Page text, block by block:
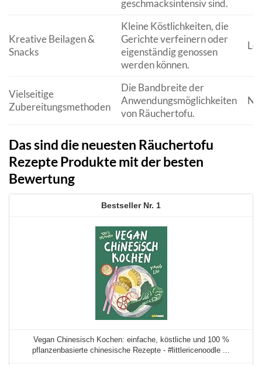
geschmacksintensiv sind.
Kreative Beilagen &
Snacks
Kleine Köstlichkeiten, die
Gerichte verfeinern oder
eigenständig genossen
werden können.
Vielseitige
Zubereitungsmethoden
Die Bandbreite der
Anwendungsmöglichkeiten
von Räuchertofu.
N/
Das sind die neuesten Räuchertofu
Rezepte Produkte mit der besten
Bewertung
1
Vegan Chinesisch Kochen: einfache, köstliche und 100 %
pflanzenbasierte chinesische Rezepte - #littlericenoodle ...